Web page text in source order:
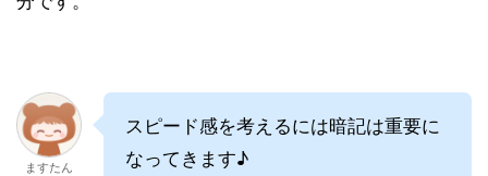
ますたん
スピード感を考えるには暗記は重要に
なってきます♪